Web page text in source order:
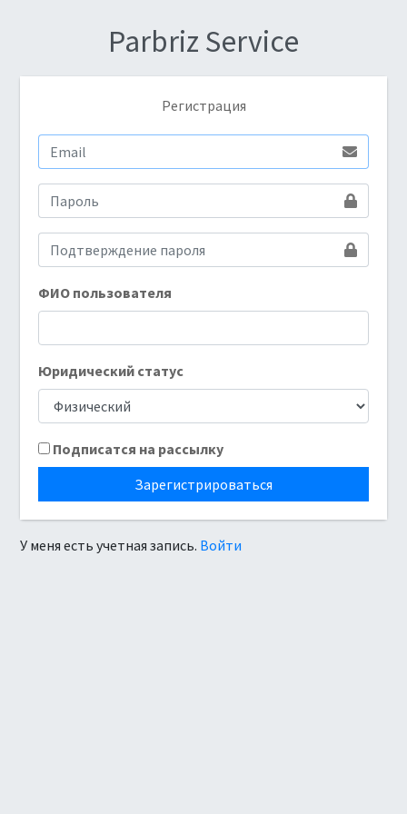
Parbriz Service
Регистрация
ФИО пользователя
Юридический статус
Подписатся на рассылку
Зарегистрироваться
У меня есть учетная запись. Войти